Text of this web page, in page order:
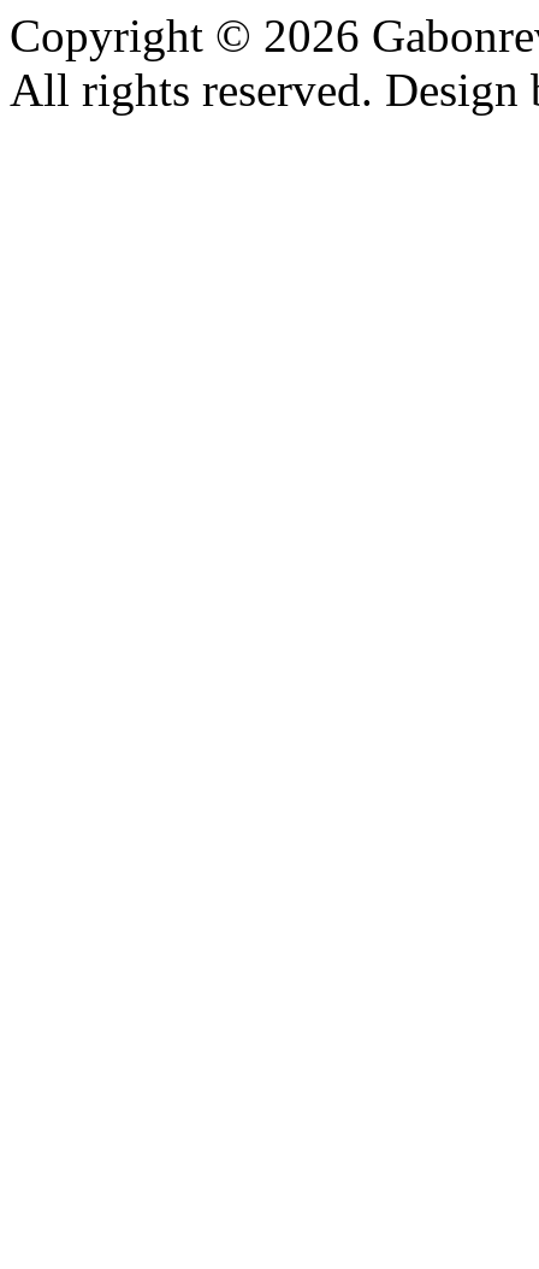
Copyright © 2026
All rights reserved.